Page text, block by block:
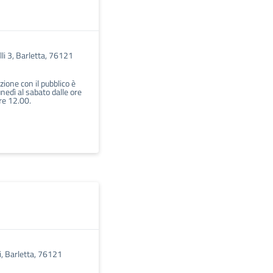
3, Barletta, 76121
con il pubblico è
al sabato dalle ore
12.00.
Barletta, 76121